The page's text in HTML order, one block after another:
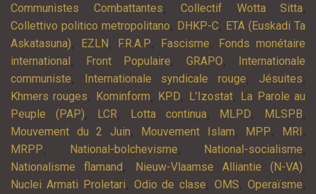
Communistes Combattantes, Collectif Wotta Sitta,
Collettivo politico metropolitano, DHKP-C, ETA (Euskadi Ta
Askatasuna), EZLN, F.R.A.P, Fascisme, Fonds monétaire
international, Front Populaire, GRAPO, Internationale
communiste, Internationale syndicale rouge, Jésuites,
Khmers rouges, Kominform, KPD, L’Izostat, La Parole au
Peuple (PAP), LCR, Lotta continua, MLPD, MLSPB,
Mouvement du 2 Juin, Mouvement Islam, MPP, MRI ,
MRPP, National-bolchevisme, National-socialisme,
Nationalisme flamand, Nieuw-Vlaamse Alliantie (N-VA),
Nuclei Armati Proletari, Odio de clase,OMS,Operaïsme,